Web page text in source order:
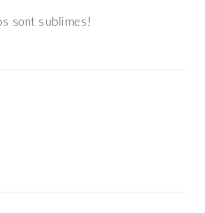
sont sublimes!